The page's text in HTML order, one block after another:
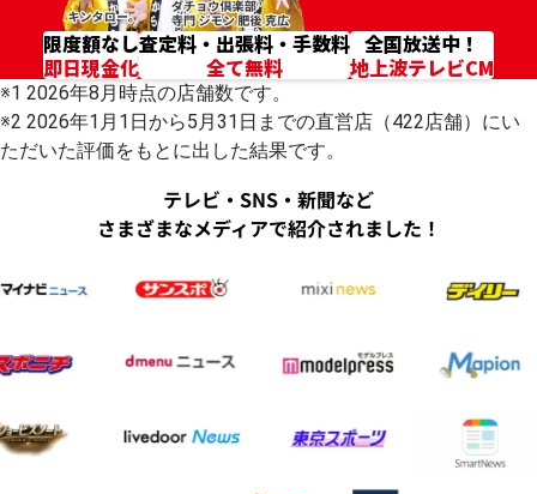
限度額なし
即日現金化
査定料・出張料・手数料
全て無料
全国放送中！
地上波テレビCM
※1 2026年8月時点の店舗数です。
※2 2026年1月1日から5月31日までの直営店（422店舗）にい
ただいた評価をもとに出した結果です。
テレビ・SNS・新聞など
さまざまなメディアで紹介されました！